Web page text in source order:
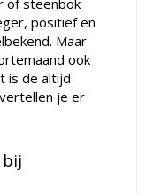
of steenbok
positief en
Maar
ook
is de altijd
je er